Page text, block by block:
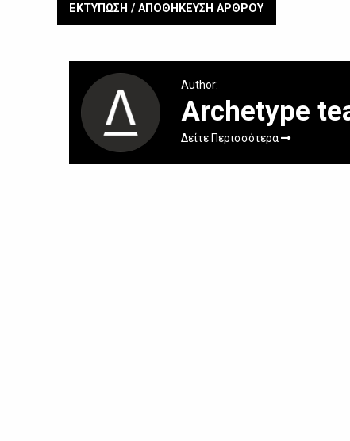
ΕΚΤΥΠΩΣΗ / ΑΠΟΘΗΚΕΥΣΗ ΑΡΘΡΟΥ
Author:
Archetype
Δείτε Περισσότερα